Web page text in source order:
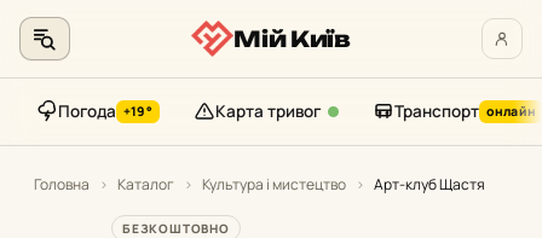
Мій Київ
Погода +19° Карта тривог Транспорт онлайн
Головна › Каталог › Культура і мистецтво › Арт-клуб Щастя
БЕЗКОШТОВНО